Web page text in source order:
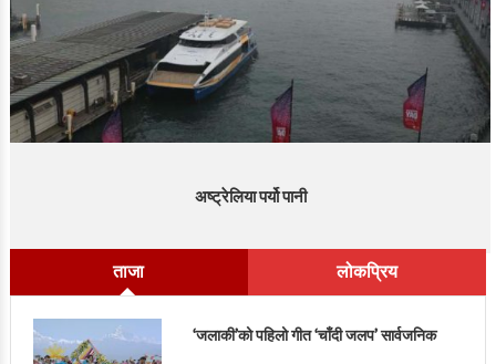
अष्ट्रेलिया पर्यो पानी
ताजा लोकप्रिय
‘जलाकी’को पहिलो गीत ‘चाँदी जलप’ सार्वजनिक